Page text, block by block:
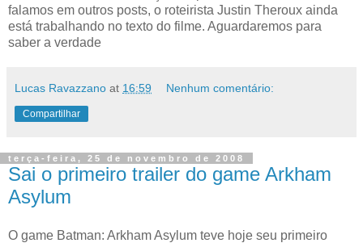
falamos em outros posts, o roteirista Justin Theroux ainda
está trabalhando no texto do filme. Aguardaremos para
saber a verdade
Lucas Ravazzano at 16:59 Nenhum comentário:
Compartilhar
terça-feira, 25 de novembro de 2008
Sai o primeiro trailer do game Arkham
Asylum
O game Batman: Arkham Asylum teve hoje seu primeiro